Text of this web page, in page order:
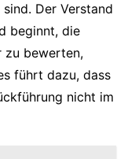
Der Verstand
beginnt, die
zu bewerten,
führt dazu, dass
nicht im